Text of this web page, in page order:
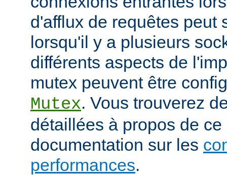
d'afflux de requêtes peut
lorsqu'il y a plusieurs
différents aspects de
mutex peuvent être
Mutex. Vous trouverez
détaillées à propos de
documentation sur les
performances.